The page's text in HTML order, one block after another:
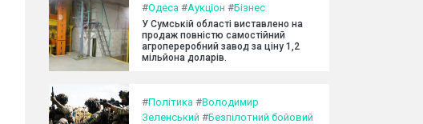
#Одеса #Аукціон #Бізнес
У Сумській області виставлено на
продаж повністю самостійний
агропереробний завод за ціну 1,2
мільйона доларів.
#Політика #Володимир
Зеленський #Безпілотний бойовий